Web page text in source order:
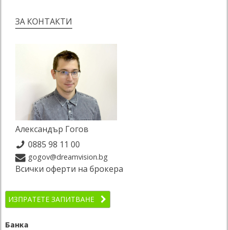
ЗА КОНТАКТИ
Александър Гогов
0885 98 11 00
gogov@dreamvision.bg
Всички оферти на брокера
ИЗПРАТЕТЕ ЗАПИТВАНЕ
Банка